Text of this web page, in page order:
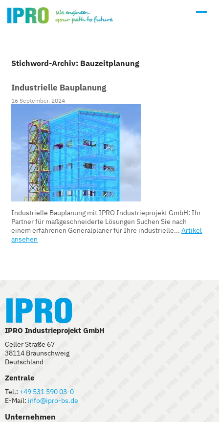
Stichword-Archiv: Bauzeitplanung
Industrielle Bauplanung
16 September, 2024
Industrielle Bauplanung mit IPRO Industrieprojekt GmbH: Ihr
Partner für maßgeschneiderte Lösungen Suchen Sie nach
einem erfahrenen Generalplaner für Ihre industrielle...Artikel
ansehen
IPRO Industrieprojekt GmbH
Celler Straße 67
38114 Braunschweig
Deutschland
Zentrale
Tel.: +49 531 590 03-0
E-Mail: info@ipro-bs.de
Unternehmen